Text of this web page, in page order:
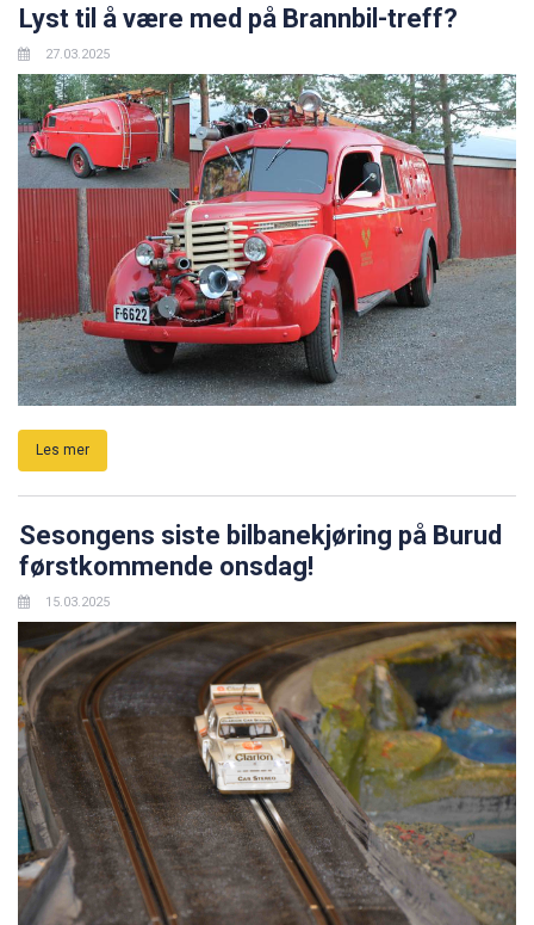
Lyst til å være med på Brannbil-treff?
27.03.2025
Les mer
Sesongens siste bilbanekjøring på Burud
førstkommende onsdag!
15.03.2025